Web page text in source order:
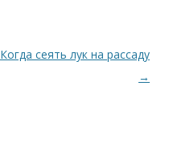
Когда сеять лук на рассаду
→